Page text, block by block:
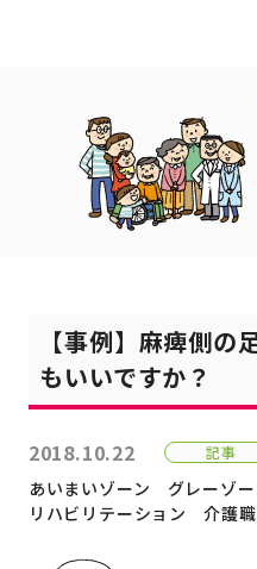
【事例】麻痺側の
もいいですか？
2018.10.22 記事
あいまいゾーン
グレーゾー
リハビリテーション
介護職